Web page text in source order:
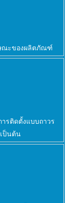
ณะของผลิตภัณฑ์
รติดตั้งแบบถาวร
ป็นต้น